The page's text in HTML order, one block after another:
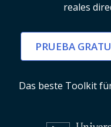
reales
PRUEBA
Das beste Toolkit